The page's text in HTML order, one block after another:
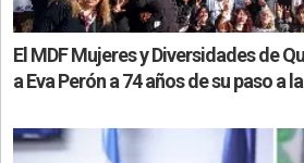
El MDF Mujeres y Diversidades de
a Eva Perón a 74 años de su paso a